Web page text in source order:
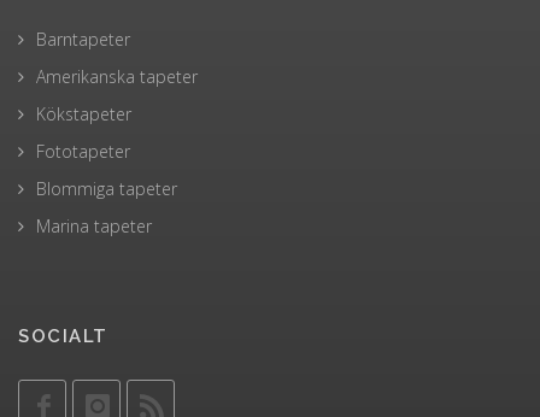
Barntapeter
Amerikanska tapeter
Kökstapeter
Fototapeter
Blommiga tapeter
Marina tapeter
SOCIALT